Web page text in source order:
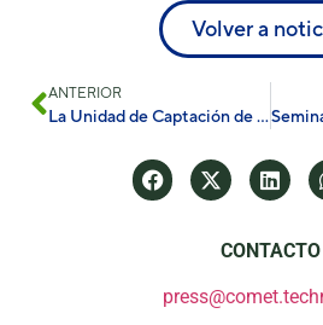
Volver a
ANTERIOR
La Unidad de Captación de Agua en Lérida
CONTACTO